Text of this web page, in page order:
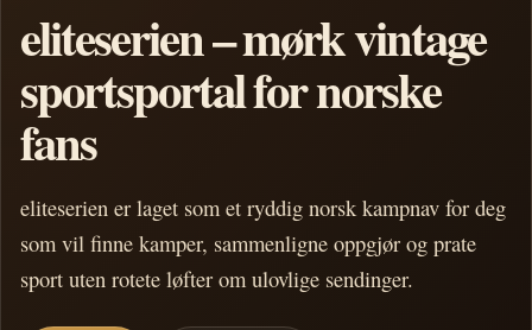
eliteserien – mørk vintage
sportsportal for norske
fans
eliteserien er laget som et ryddig norsk kampnav for deg
som vil finne kamper, sammenligne oppgjør og prate
sport uten rotete løfter om ulovlige sendinger.